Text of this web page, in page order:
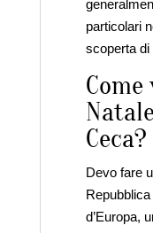
particolari
scoperta di
Ceca?
Devo fare
d’Europa,